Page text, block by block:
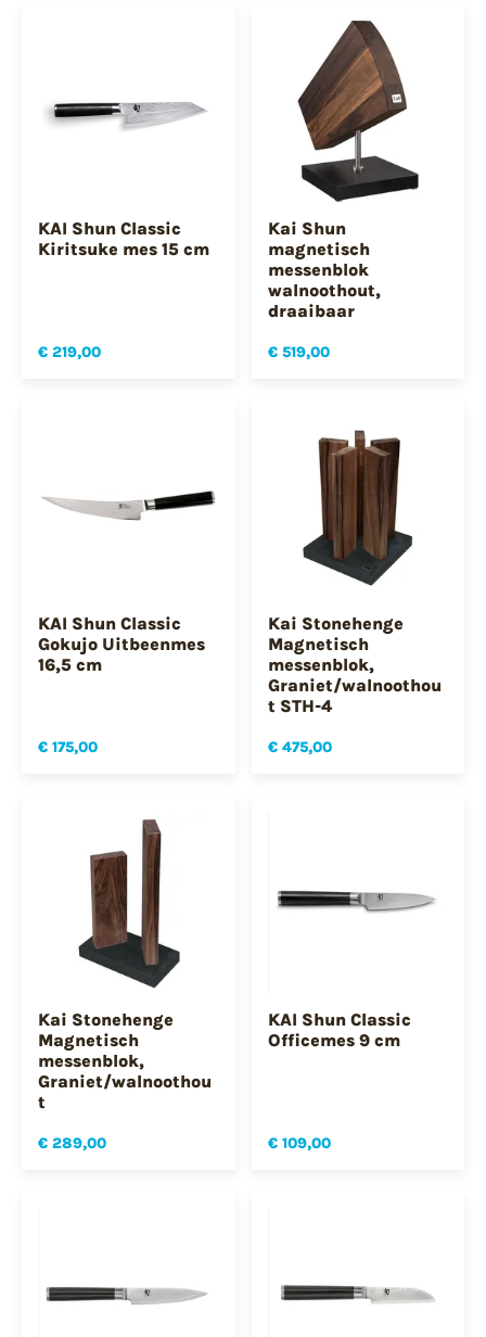
KAI Shun Classic
Kiritsuke mes 15 cm
€ 219,00
Kai Shun
magnetisch
messenblok
walnoothout,
draaibaar
€ 519,00
KAI Shun Classic
Gokujo Uitbeenmes
16,5 cm
€ 175,00
Kai Stonehenge
Magnetisch
messenblok,
Graniet/walnoothou
t STH-4
€ 475,00
Kai Stonehenge
Magnetisch
messenblok,
Graniet/walnoothou
t
€ 289,00
KAI Shun Classic
Officemes 9 cm
€ 109,00